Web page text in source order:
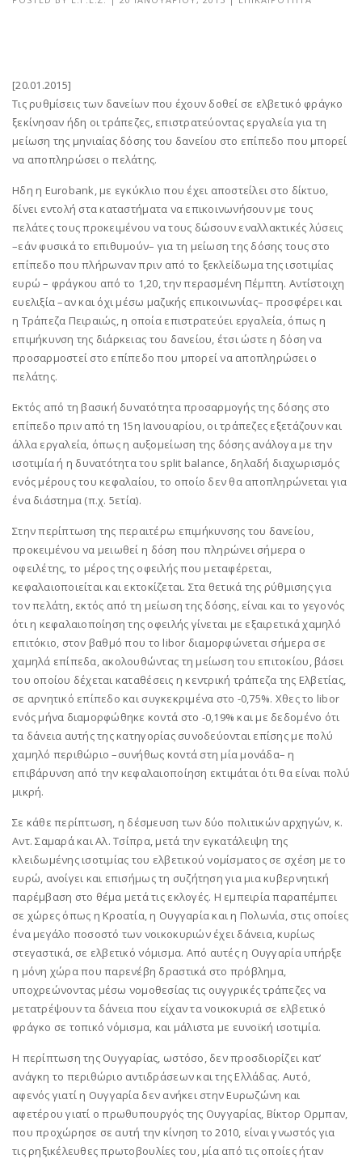
[20.01.2015]
Τις ρυθμίσεις των δανείων που έχουν δοθεί σε ελβετικό φράγκο
ξεκίνησαν ήδη οι τράπεζες, επιστρατεύοντας εργαλεία για τη
μείωση της μηνιαίας δόσης του δανείου στο επίπεδο που μπορεί
να αποπληρώσει ο πελάτης.
Ηδη η Eurobank, με εγκύκλιο που έχει αποστείλει στο δίκτυο,
δίνει εντολή στα καταστήματα να επικοινωνήσουν με τους
πελάτες τους προκειμένου να τους δώσουν εναλλακτικές λύσεις
–εάν φυσικά το επιθυμούν– για τη μείωση της δόσης τους στο
επίπεδο που πλήρωναν πριν από το ξεκλείδωμα της ισοτιμίας
ευρώ – φράγκου από το 1,20, την περασμένη Πέμπτη. Αντίστοιχη
ευελιξία –αν και όχι μέσω μαζικής επικοινωνίας– προσφέρει και
η Τράπεζα Πειραιώς, η οποία επιστρατεύει εργαλεία, όπως η
επιμήκυνση της διάρκειας του δανείου, έτσι ώστε η δόση να
προσαρμοστεί στο επίπεδο που μπορεί να αποπληρώσει ο
πελάτης.
Εκτός από τη βασική δυνατότητα προσαρμογής της δόσης στο
επίπεδο πριν από τη 15η Ιανουαρίου, οι τράπεζες εξετάζουν και
άλλα εργαλεία, όπως η αυξομείωση της δόσης ανάλογα με την
ισοτιμία ή η δυνατότητα του split balance, δηλαδή διαχωρισμός
ενός μέρους του κεφαλαίου, το οποίο δεν θα αποπληρώνεται για
ένα διάστημα (π.χ. 5ετία).
Στην περίπτωση της περαιτέρω επιμήκυνσης του δανείου,
προκειμένου να μειωθεί η δόση που πληρώνει σήμερα ο
οφειλέτης, το μέρος της οφειλής που μεταφέρεται,
κεφαλαιοποιείται και εκτοκίζεται. Στα θετικά της ρύθμισης για
τον πελάτη, εκτός από τη μείωση της δόσης, είναι και το γεγονός
ότι η κεφαλαιοποίηση της οφειλής γίνεται με εξαιρετικά χαμηλό
επιτόκιο, στον βαθμό που το libor διαμορφώνεται σήμερα σε
χαμηλά επίπεδα, ακολουθώντας τη μείωση του επιτοκίου, βάσει
του οποίου δέχεται καταθέσεις η κεντρική τράπεζα της Ελβετίας,
σε αρνητικό επίπεδο και συγκεκριμένα στο -0,75%. Χθες το libor
ενός μήνα διαμορφώθηκε κοντά στο -0,19% και με δεδομένο ότι
τα δάνεια αυτής της κατηγορίας συνοδεύονται επίσης με πολύ
χαμηλό περιθώριο –συνήθως κοντά στη μία μονάδα– η
επιβάρυνση από την κεφαλαιοποίηση εκτιμάται ότι θα είναι πολύ
μικρή.
Σε κάθε περίπτωση, η δέσμευση των δύο πολιτικών αρχηγών, κ.
Αντ. Σαμαρά και Αλ. Τσίπρα, μετά την εγκατάλειψη της
κλειδωμένης ισοτιμίας του ελβετικού νομίσματος σε σχέση με το
ευρώ, ανοίγει και επισήμως τη συζήτηση για μια κυβερνητική
παρέμβαση στο θέμα μετά τις εκλογές. Η εμπειρία παραπέμπει
σε χώρες όπως η Κροατία, η Ουγγαρία και η Πολωνία, στις οποίες
ένα μεγάλο ποσοστό των νοικοκυριών έχει δάνεια, κυρίως
στεγαστικά, σε ελβετικό νόμισμα. Από αυτές η Ουγγαρία υπήρξε
η μόνη χώρα που παρενέβη δραστικά στο πρόβλημα,
υποχρεώνοντας μέσω νομοθεσίας τις ουγγρικές τράπεζες να
μετατρέψουν τα δάνεια που είχαν τα νοικοκυριά σε ελβετικό
φράγκο σε τοπικό νόμισμα, και μάλιστα με ευνοϊκή ισοτιμία.
Η περίπτωση της Ουγγαρίας, ωστόσο, δεν προσδιορίζει κατ’
ανάγκη το περιθώριο αντιδράσεων και της Ελλάδας. Αυτό,
αφενός γιατί η Ουγγαρία δεν ανήκει στην Ευρωζώνη και
αφετέρου γιατί ο πρωθυπουργός της Ουγγαρίας, Βίκτορ Ορμπαν,
που προχώρησε σε αυτή την κίνηση το 2010, είναι γνωστός για
τις ρηξικέλευθες πρωτοβουλίες του, μία από τις οποίες ήταν